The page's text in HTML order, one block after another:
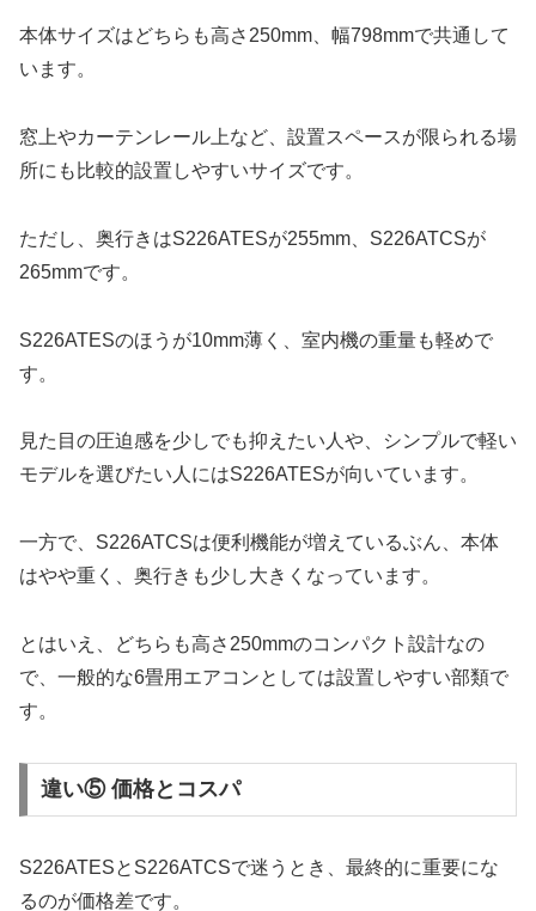
本体サイズはどちらも高さ250mm、幅798mmで共通して
います。
窓上やカーテンレール上など、設置スペースが限られる場
所にも比較的設置しやすいサイズです。
ただし、奥行きはS226ATESが255mm、S226ATCSが
265mmです。
S226ATESのほうが10mm薄く、室内機の重量も軽めで
す。
見た目の圧迫感を少しでも抑えたい人や、シンプルで軽い
モデルを選びたい人にはS226ATESが向いています。
一方で、S226ATCSは便利機能が増えているぶん、本体
はやや重く、奥行きも少し大きくなっています。
とはいえ、どちらも高さ250mmのコンパクト設計なの
で、一般的な6畳用エアコンとしては設置しやすい部類で
す。
違い⑤ 価格とコスパ
S226ATESとS226ATCSで迷うとき、最終的に重要にな
るのが価格差です。